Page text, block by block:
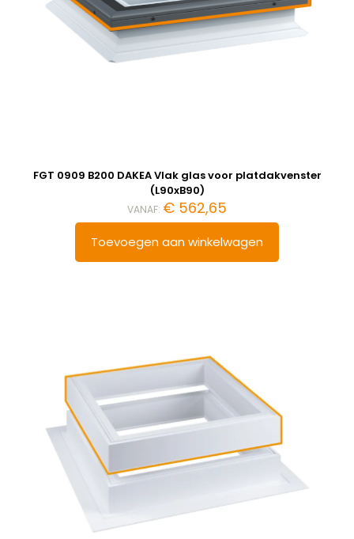
FGT 0909 B200 DAKEA Vlak glas voor platdakvenster
(L90xB90)
VANAF: € 562,65
Toevoegen aan winkelwagen